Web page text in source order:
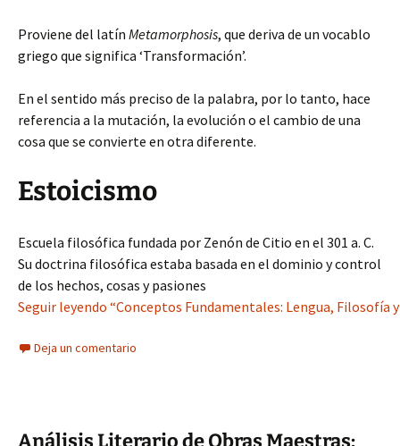
Proviene del latín Metamorphosis, que deriva de un vocablo
griego que significa ‘Transformación’.
En el sentido más preciso de la palabra, por lo tanto, hace
referencia a la mutación, la evolución o el cambio de una
cosa que se convierte en otra diferente.
Estoicismo
Escuela filosófica fundada por Zenón de Citio en el 301 a. C.
Su doctrina filosófica estaba basada en el dominio y control
de los hechos, cosas y pasiones
Seguir leyendo “Conceptos Fundamentales: Lengua, Filosofía y
Deja un comentario
Análisis Literario de Obras Maestras: